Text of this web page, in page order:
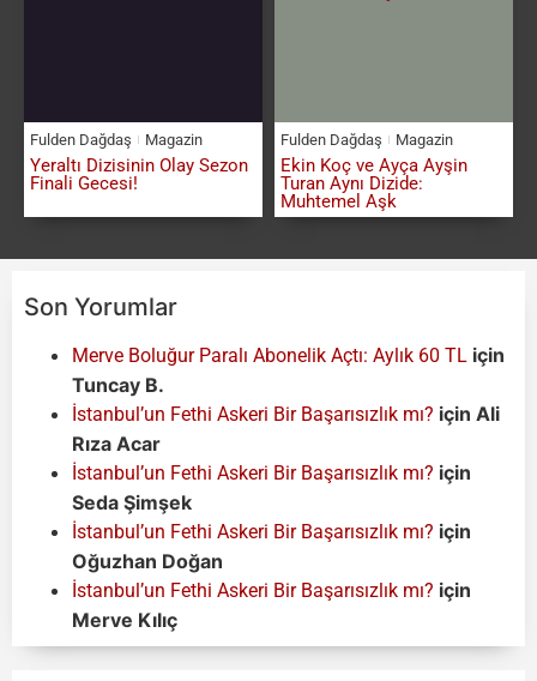
Fulden Dağdaş Magazin
Yeraltı Dizisinin Olay Sezon
Finali Gecesi!
Fulden Dağdaş Magazin
Ekin Koç ve Ayça Ayşin
Turan Aynı Dizide:
Muhtemel Aşk
Son Yorumlar
Merve Boluğur Paralı Abonelik Açtı: Aylık 60 TL için
Tuncay B.
İstanbul’un Fethi Askeri Bir Başarısızlık mı? için Ali
Rıza Acar
İstanbul’un Fethi Askeri Bir Başarısızlık mı? için
Seda Şimşek
İstanbul’un Fethi Askeri Bir Başarısızlık mı? için
Oğuzhan Doğan
İstanbul’un Fethi Askeri Bir Başarısızlık mı? için
Merve Kılıç